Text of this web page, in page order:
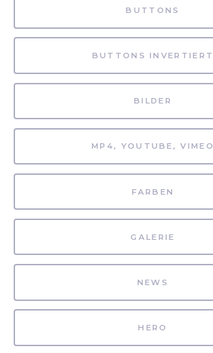
BUTTONS
BUTTONS INVERTIERT
BILDER
MP4, YOUTUBE, VIMEO
FARBEN
GALERIE
NEWS
HERO